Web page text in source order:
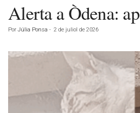
Alerta a Òdena:
Por Júlia Ponsa - 2 de juliol de 2026